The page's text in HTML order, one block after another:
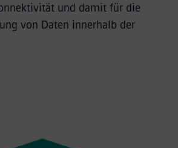
und damit für die
von Daten innerhalb der